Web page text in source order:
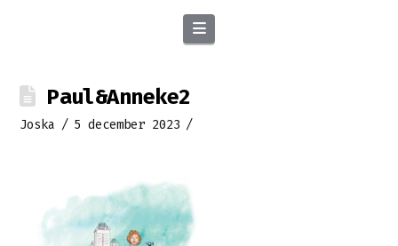
Navigation
Paul&Anneke2
Joska 5 december 2023